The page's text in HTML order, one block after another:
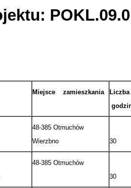
Miejsce zamieszkania
Liczba
48-385 Otmuchów
Wierzbno
30
48-385 Otmuchów
30